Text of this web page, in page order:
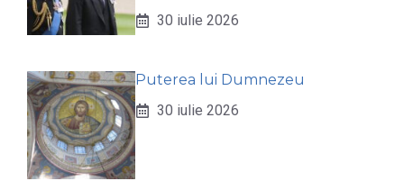
30 iulie 2026
Puterea lui Dumnezeu
30 iulie 2026